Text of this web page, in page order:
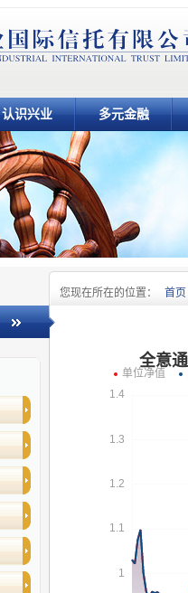
认识兴业 多元金融
您现在所在的位置： 首页